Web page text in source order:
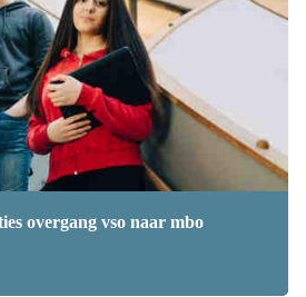
overgang vso naar mbo